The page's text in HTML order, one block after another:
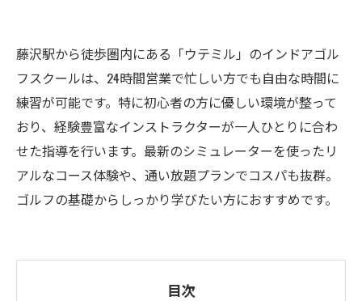
藤沢駅から徒歩圏内にある「ウテミル」のインドアゴル
フスクールは、24時間営業で忙しい方でも自由な時間に
練習が可能です。特に初心者の方に優しい環境が整って
おり、経験豊富なインストラクターが一人ひとりに合わ
せた指導を行います。最新のシミュレーターを使ったリ
アルなコース体験や、通い放題プランでコスパも抜群。
ゴルフの基礎からしっかり学びたい方におすすめです。
目次